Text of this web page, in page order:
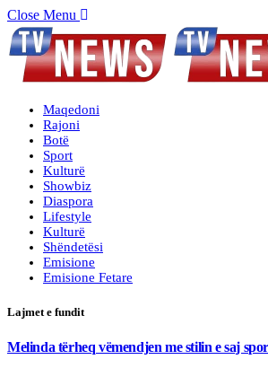
Close Menu
Maqedoni
Rajoni
Botë
Sport
Kulturë
Showbiz
Diaspora
Lifestyle
Kulturë
Shëndetësi
Emisione
Emisione Fetare
Lajmet e fundit
Melinda tërheq vëmendjen me stilin e saj